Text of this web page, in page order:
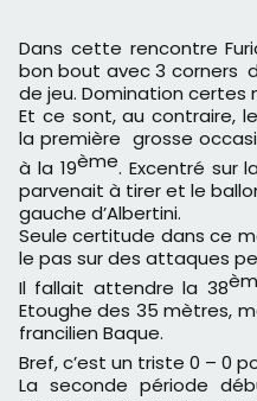
Dans cette rencontre Furiani prenait le match par le
bon bout avec 3 corners
de jeu. Domination certes
Et ce sont, au contraire,
la première grosse
à la 19ème. Excentré sur
parvenait à tirer et le
gauche d’Albertini.
Seule certitude dans ce
le pas sur des attaques
Il fallait attendre la 38
Etoughe des 35 mètres,
francilien Baque.
Bref, c’est un triste 0 – 0
La seconde période